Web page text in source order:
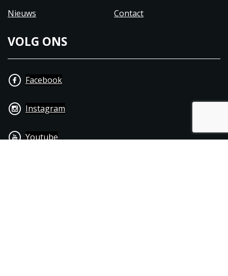
Nieuws
Contact
VOLG ONS
Facebook
Instagram
Youtube